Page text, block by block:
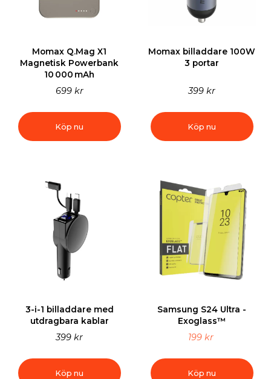
Momax Q.Mag X1
Magnetisk Powerbank
10 000 mAh
699 kr
Köp nu
Momax billaddare 100W
3 portar
399 kr
Köp nu
3-i-1 billaddare med
utdragbara kablar
399 kr
Köp nu
Samsung S24 Ultra -
Exoglass™
199 kr
Köp nu